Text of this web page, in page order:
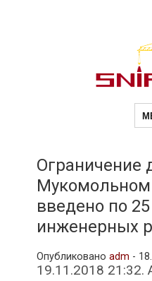
Ограничение
Мукомольном
введено по
инженерных
Опубликовано adm -
19.11.2018 21:32.